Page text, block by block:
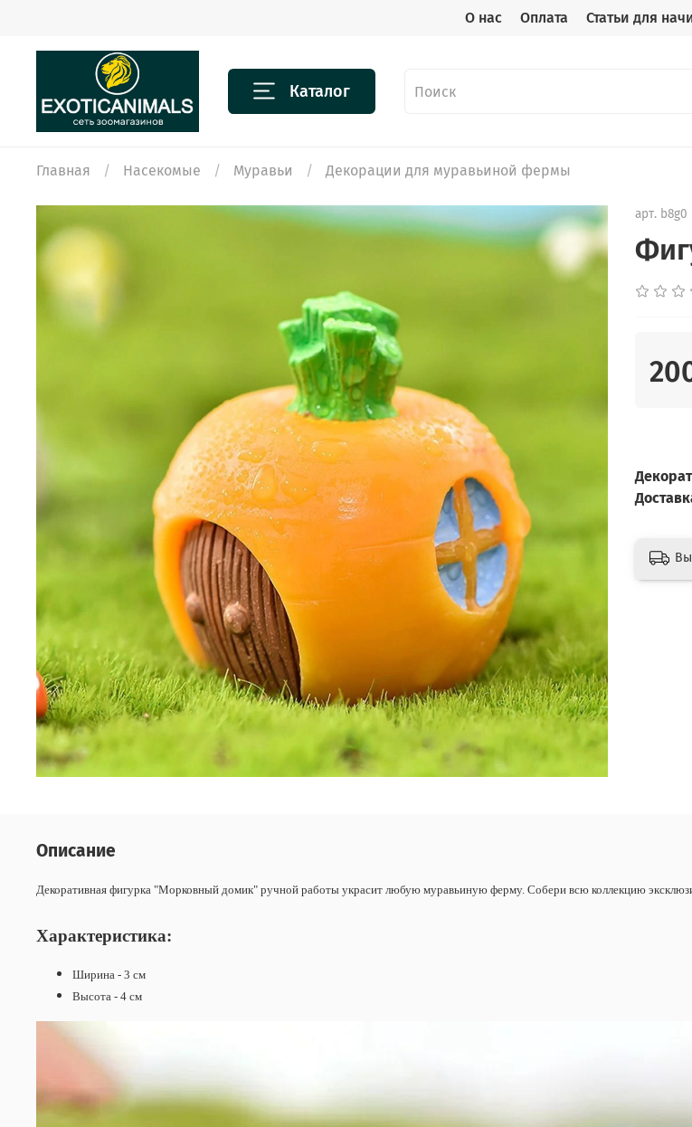
О нас Оплата Статьи для
Каталог
Главная Насекомые Муравьи Декорации для муравьиной фермы
арт. b8g0
Описание
Декоративная фигурка "Морковный домик" ручной работы украсит любую муравьиную ферму. Собери всю коллекцию
Характеристика:
Ширина - 3 см
Высота - 4 см